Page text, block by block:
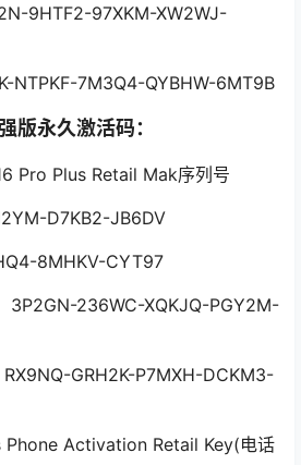
9HTF2-97XKM-XW2WJ-
NTPKF-7M3Q4-QYBHW-6MT9B
永久激活码：
Pro Plus Retail Mak序列号
D7KB2-JB6DV
8MHKV-CYT97
3P2GN-236WC-XQKJQ-PGY2M-
GRH2K-P7MXH-DCKM3-
Activation Retail Key(电话